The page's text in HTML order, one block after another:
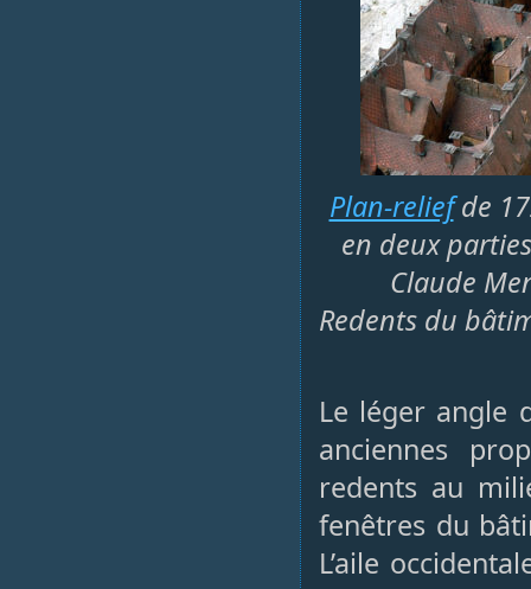
Plan-reliefde
en deux
Claude
Redents du
Le léger angle
anciennes
redents au
fenêtres du
L’aile